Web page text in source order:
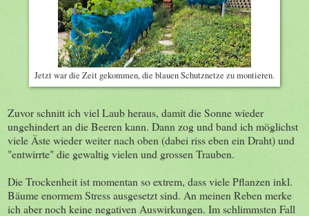
Jetzt war die Zeit gekommen, die blauen Schutznetze zu montieren.
Zuvor schnitt ich viel Laub heraus, damit die Sonne wieder
ungehindert an die Beeren kann. Dann zog und band ich möglichst
viele Äste wieder weiter nach oben (dabei riss eben ein Draht) und
"entwirrte" die gewaltig vielen und grossen Trauben.
Die Trockenheit ist momentan so extrem, dass viele Pflanzen inkl.
Bäume enormem Stress ausgesetzt sind. An meinen Reben merke
ich aber noch keine negativen Auswirkungen. Im schlimmsten Fall